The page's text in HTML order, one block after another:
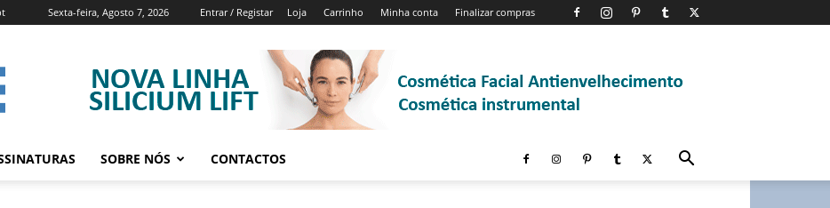
Sexta-feira, Agosto 7, 2026 Entrar / Registar Loja Carrinho Minha conta Finalizar compras
SOBRE NÓS CONTACTOS